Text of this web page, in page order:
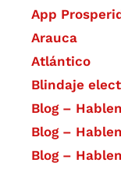
App
Arauca
Atlántico
Blindaje
Blog –
Blog –
Blog –